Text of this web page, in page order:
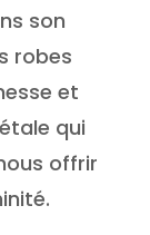
son
robes
et
qui
offrir